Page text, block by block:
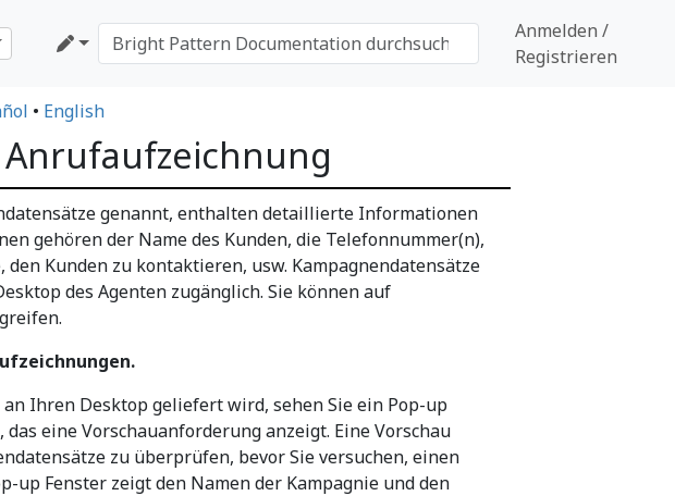
Anmelden /
Registrieren
• English
genannt, enthalten detaillierte Informationen
gehören der Name des Kunden, die Telefonnummer(n),
Kunden zu kontaktieren, usw. Kampagnendatensätze
des Agenten zugänglich. Sie können auf
Ihren Desktop geliefert wird, sehen Sie ein Pop-up
, das eine Vorschauanforderung anzeigt. Eine Vorschau
zu überprüfen, bevor Sie versuchen, einen
up Fenster zeigt den Namen der Kampagnie und den